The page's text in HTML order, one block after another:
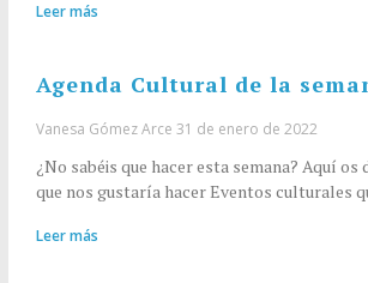
Leer más
Agenda Cultural de la
Vanesa Gómez Arce 31 de enero de 2022
¿No sabéis que hacer esta semana? Aquí
que nos gustaría hacer Eventos culturales
Leer más